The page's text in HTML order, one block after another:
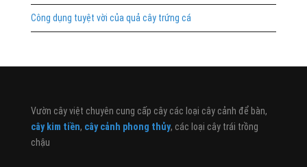
Công dụng tuyệt vời của quả cây trứng cá
Vườn cây việt chuyên cung cấp cây các loại cây cảnh để bàn,
cây kim tiền, cây cảnh phong thủy, các loại cây trái trồng
chậu